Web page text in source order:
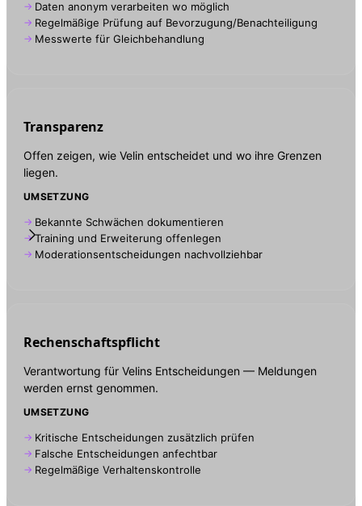
Daten anonym verarbeiten wo möglich
Regelmäßige Prüfung auf Bevorzugung/Benachteiligung
Messwerte für Gleichbehandlung
Transparenz
Offen zeigen, wie Velin entscheidet und wo ihre Grenzen
liegen.
UMSETZUNG
Bekannte Schwächen dokumentieren
Training und Erweiterung offenlegen
Moderationsentscheidungen nachvollziehbar
Rechenschaftspflicht
Verantwortung für Velins Entscheidungen — Meldungen
werden ernst genommen.
UMSETZUNG
Kritische Entscheidungen zusätzlich prüfen
Falsche Entscheidungen anfechtbar
Regelmäßige Verhaltenskontrolle